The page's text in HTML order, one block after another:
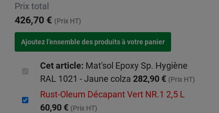
Prix total
426,70 € (Prix HT)
Cet article: Mat'sol Epoxy Sp. Hygiène
RAL 1021 - Jaune colza 282,90 € (Prix HT)
Rust-Oleum Décapant Vert NR.1 2,5 L
60,90 € (Prix HT)